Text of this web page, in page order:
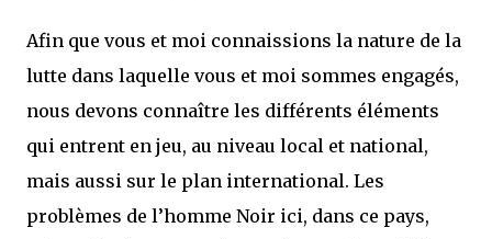
Afin que vous et moi connaissions la nature de la
lutte dans laquelle vous et moi sommes engagés,
nous devons connaître les différents éléments
qui entrent en jeu, au niveau local et national,
mais aussi sur le plan international. Les
problèmes de l’homme Noir ici, dans ce pays,